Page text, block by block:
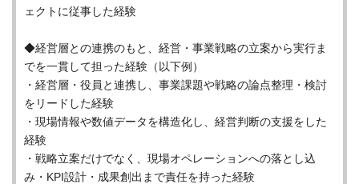
ェクトに従事した経験
◆経営層との連携のもと、経営・事業戦略の立案から実行ま
でを一貫して担った経験（以下例）
・経営層・役員と連携し、事業課題や戦略の論点整理・検討
をリードした経験
・現場情報や数値データを構造化し、経営判断の支援をした
経験
・戦略立案だけでなく、現場オペレーションへの落とし込
み・KPI設計・成果創出まで責任を持った経験